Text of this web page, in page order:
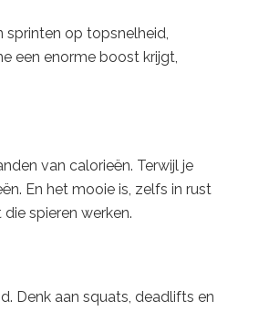
sprinten op topsnelheid,
een enorme boost krijgt,
van calorieën. Terwijl je
En het mooie is, zelfs in rust
spieren werken.
Denk aan squats, deadlifts en